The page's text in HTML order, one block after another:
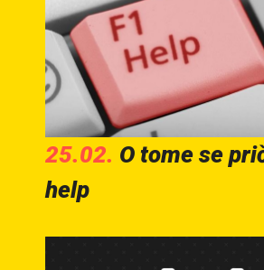
25.02. O tome se
help